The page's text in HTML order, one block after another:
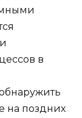
в
на поздних